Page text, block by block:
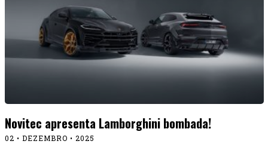
especial
15 • JULHO • 2026
CULTURA
Mustang Mach-E de
1.400 cv ganhou na geral em Pikes
Peak 2026
CULTURA
A arte do
envelopamento automotivo